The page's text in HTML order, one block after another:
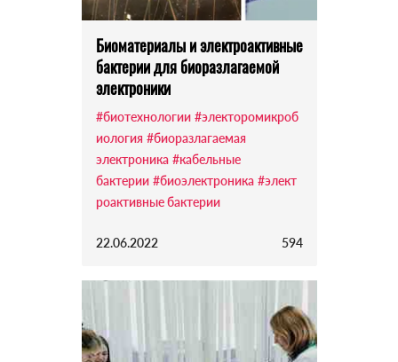
Биоматериалы и электроактивные
бактерии для биоразлагаемой
электроники
#биотехнологии #электоромикроб
иология #биоразлагаемая
электроника #кабельные
бактерии #биоэлектроника #элект
роактивные бактерии
22.06.2022 594